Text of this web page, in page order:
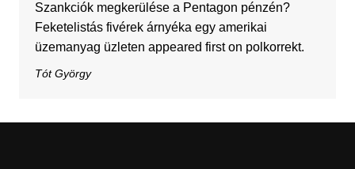
Szankciók megkerülése a Pentagon pénzén?
Feketelistás fivérek árnyéka egy amerikai
üzemanyag üzleten appeared first on polkorrekt.
Tót György